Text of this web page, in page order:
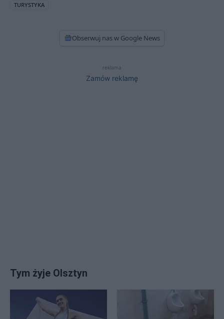
TURYSTYKA
Obserwuj nas w Google News
reklama
Zamów reklamę
Tym żyje Olsztyn